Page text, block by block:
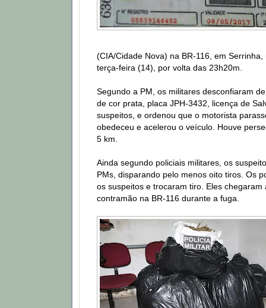
(CIA/Cidade Nova) na BR-116, em
terça-feira (14), por volta das 23h20m.
Segundo a PM, os militares desconfiaram
de cor prata, placa JPH-3432, licença de
suspeitos, e ordenou que o motorista
obedeceu e acelerou o veículo. Houve
5 km.
Ainda segundo policiais militares, os
PMs, disparando pelo menos oito tiros. Os
os suspeitos e trocaram tiro. Eles chegaram
contramão na BR-116 durante a fuga.